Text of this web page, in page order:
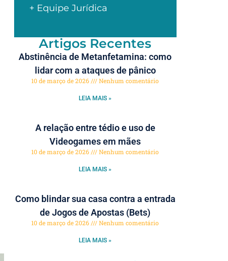
+ Equipe Jurídica
Artigos Recentes
Abstinência de Metanfetamina: como
lidar com a ataques de pânico
10 de março de 2026 Nenhum comentário
LEIA MAIS »
A relação entre tédio e uso de
Videogames em mães
10 de março de 2026 Nenhum comentário
LEIA MAIS »
Como blindar sua casa contra a entrada
de Jogos de Apostas (Bets)
10 de março de 2026 Nenhum comentário
LEIA MAIS »